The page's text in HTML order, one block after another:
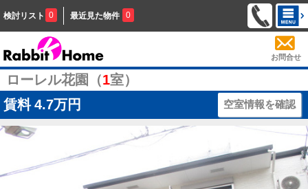
検討リスト 0 最近見た物件 0
お問合せ
ローレル花園（1室）
賃料 4.7万円 空室情報を確認